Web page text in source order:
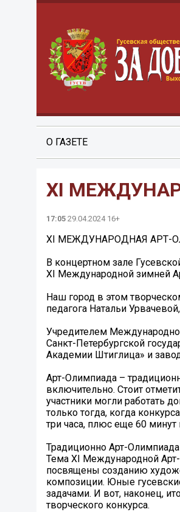
О ГАЗЕТЕ
XI
17:05 29.04.2024 16+
XI МЕЖДУНАРОДНАЯ АРТ-
В концертном зале
XI Международной зимней
Наш город в этом
педагога Натальи
Учредителем
Санкт-Петербургской
Академии Штиглица» и
Арт-Олимпиада –
включительно. Стоит
участники могли работать
только тогда, когда
три часа, плюс еще 60
Традиционно Арт-
Тема XI Международной
посвящены созданию
композиции. Юные
задачами. И вот, наконец,
творческого конкурса.